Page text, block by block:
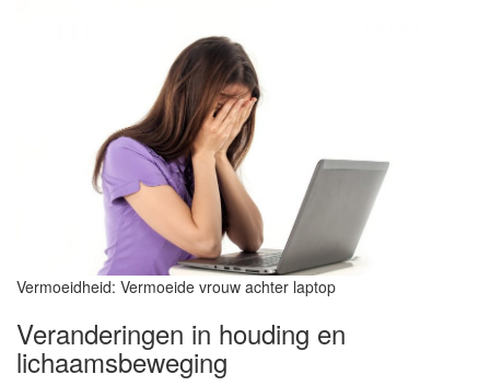
Vermoeidheid: Vermoeide vrouw achter laptop
Veranderingen in houding en
lichaamsbeweging